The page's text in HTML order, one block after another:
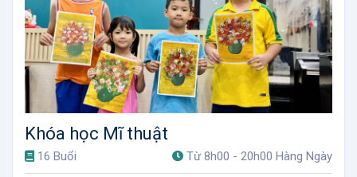
Khóa học Mĩ thuật
16 Buổi Từ 8h00 - 20h00 Hàng Ngày